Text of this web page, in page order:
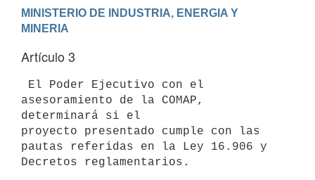
MINISTERIO DE INDUSTRIA, ENERGIA Y
Artículo 3
asesoramiento de la COMAP,
determinará si el
proyecto presentado cumple con las
pautas referidas en la Ley 16.906 y